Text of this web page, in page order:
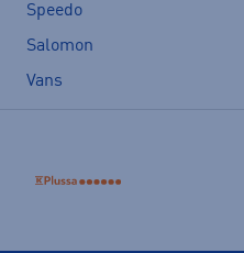
Speedo
Salomon
Vans